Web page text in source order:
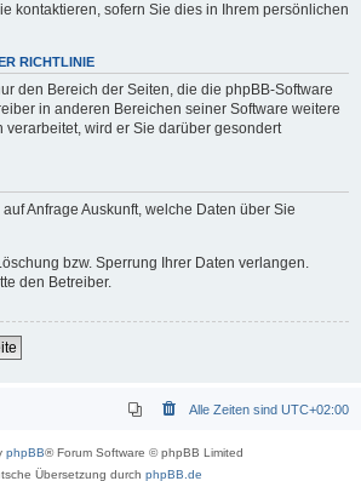
kontaktieren, sofern Sie dies in Ihrem persönlichen
RICHTLINIE
den Bereich der Seiten, die die phpBB-Software
in anderen Bereichen seiner Software weitere
wird er Sie darüber gesondert
Anfrage Auskunft, welche Daten über Sie
bzw. Sperrung Ihrer Daten verlangen.
den Betreiber.
Alle Zeiten sind UTC+02:00
phpBB® Forum Software © phpBB Limited
Übersetzung durch phpBB.de